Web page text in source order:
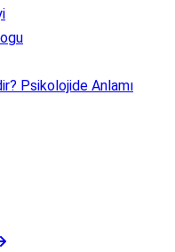
Psikolojide Anlamı